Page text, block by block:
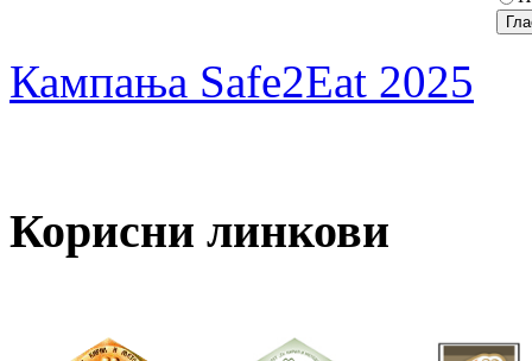
Кампања Safe2Eat 2025
Корисни линкови